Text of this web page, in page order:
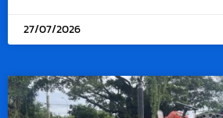
27/07/2026